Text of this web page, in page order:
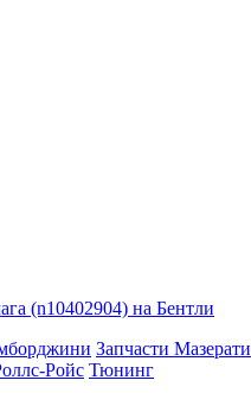
(n10402904) на Бентли
Запчасти Мазерати
Ройс Тюнинг